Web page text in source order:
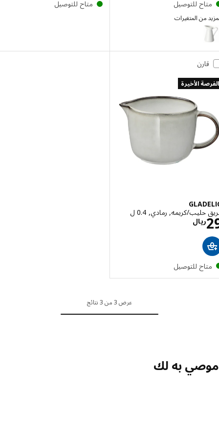
للتوصيل
من المتغيرات
متاح للتوصيل
قارن
الأخيرة
حليب/كريمه, رمادي, 0.4 ل
ريالالاسعار ريال 29
للتوصيل
عرض 3 من 3 نتائج
به لك